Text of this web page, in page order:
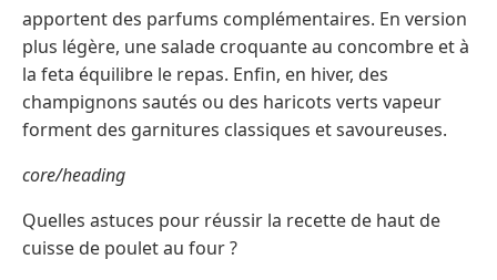
apportent des parfums complémentaires. En version
plus légère, une salade croquante au concombre et à
la feta équilibre le repas. Enfin, en hiver, des
champignons sautés ou des haricots verts vapeur
forment des garnitures classiques et savoureuses.
core/heading
Quelles astuces pour réussir la recette de haut de
cuisse de poulet au four ?